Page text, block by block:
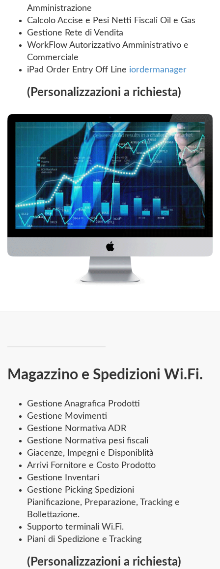
Amministrazione
Calcolo Accise e Pesi Netti Fiscali Oil e Gas
Gestione Rete di Vendita
WorkFlow Autorizzativo Amministrativo e
Commerciale
iPad Order Entry Off Line iordermanager
(Personalizzazioni a richiesta)
Magazzino e Spedizioni Wi.Fi.
Gestione Anagrafica Prodotti
Gestione Movimenti
Gestione Normativa ADR
Gestione Normativa pesi fiscali
Giacenze, Impegni e Disponiblità
Arrivi Fornitore e Costo Prodotto
Gestione Inventari
Gestione Picking Spedizioni
Pianificazione, Preparazione, Tracking e
Bollettazione.
Supporto terminali Wi.Fi.
Piani di Spedizione e Tracking
(Personalizzazioni a richiesta)